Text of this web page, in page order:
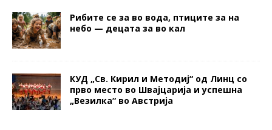
Рибите се за во вода, птиците за на
небо — децата за во кал
КУД „Св. Кирил и Методиј“ од Линц со
прво место во Швајцарија и успешна
„Везилка“ во Австрија